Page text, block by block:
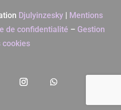
Djulyinzesky
Mentions
de confidentialité – Gestion
cookies